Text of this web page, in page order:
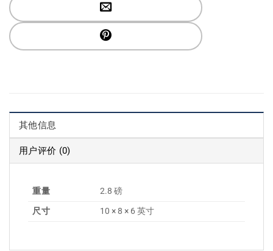
其他信息
用户评价 (0)
重量 2.8 磅
尺寸 10 × 8 × 6 英寸